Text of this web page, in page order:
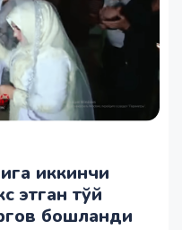
иккинчи
этган тўй
бошланди